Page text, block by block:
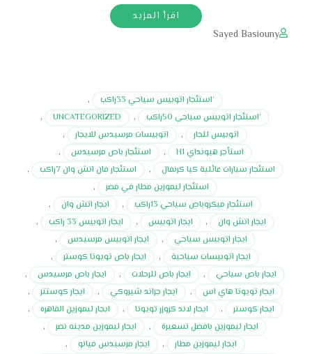
اقرأ المزيد
Sayed Basiouny
‘استئجار اتوبيس سياحي 33راكب
,
‘استئجار اتوبيس سياحي 50راكب
,
UNCATEGORIZED
,
اتوبيس للجار
, اتوبيسات مرسيدس للايجار
,
استأجر هيونداي H1
, استئجار باص مرسيدس
,
استئجار سيارات عائلية كيا كرنفال
, استئجار فان اتش وان 7راكب
,
استئجار ليموزين مطار في مصر
,
استئجار ميكروباص سياحي 13راكب
, ايجار اتش وان
,
ايجار اتش وان
, ايجار اتوبيس , ايجار اتوبيس 33 راكب
,
ايجار اتوبيس سياحي
, ايجار اتوبيس مرسيدس
,
ايجار اتوبيسات سياحية
, ايجار باص تويوتا كوستر
,
ايجار باص سياحي
, ايجار باص للرحلات , ايجار باص مرسيدس
,
ايجار تويوتا هاي اس
, ايجار جراند شيروكي , ايجار كوستتر
,
ايجار كوستر
, ايجار لاند كروزر تويوتا , ايجار ليموزين القاهره
,
ايجار ليموزين بافضل تسعيرة
, ايجار ليموزين مدينه نصر
,
ايجار ليموزين مطار
, ايجار مرسيدس فيانو
,